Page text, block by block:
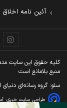
آئین نامه
کليه حقوق اين سايت
منبع بلامانع است
سئو: گروه رسانه‌ای دنیای
طراحی سایت خبری